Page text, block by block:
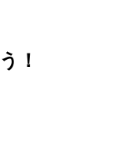
！